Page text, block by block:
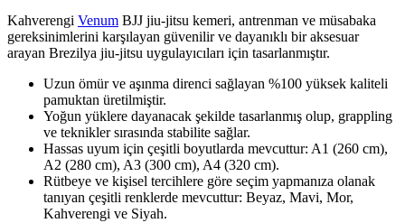
Kahverengi Venum BJJ jiu-jitsu kemeri, antrenman ve müsabaka
gereksinimlerini karşılayan güvenilir ve dayanıklı bir aksesuar
arayan Brezilya jiu-jitsu uygulayıcıları için tasarlanmıştır.
Uzun ömür ve aşınma direnci sağlayan %100 yüksek kaliteli
pamuktan üretilmiştir.
Yoğun yüklere dayanacak şekilde tasarlanmış olup, grappling
ve teknikler sırasında stabilite sağlar.
Hassas uyum için çeşitli boyutlarda mevcuttur: A1 (260 cm),
A2 (280 cm), A3 (300 cm), A4 (320 cm).
Rütbeye ve kişisel tercihlere göre seçim yapmanıza olanak
tanıyan çeşitli renklerde mevcuttur: Beyaz, Mavi, Mor,
Kahverengi ve Siyah.